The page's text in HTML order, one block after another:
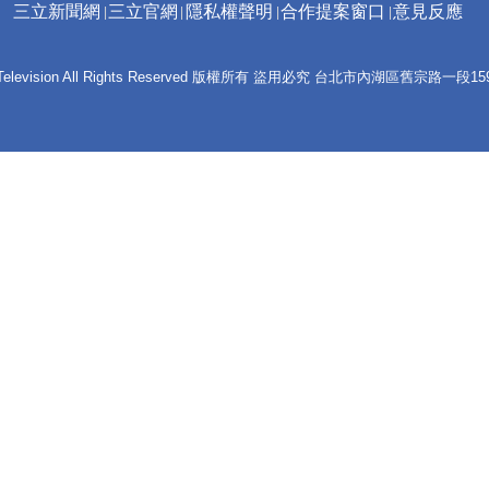
三立新聞網 三立官網 隱私權聲明 合作提案窗口 意見反應
All Rights Reserved 版權所有 盜用必究 台北市內湖區舊宗路一段